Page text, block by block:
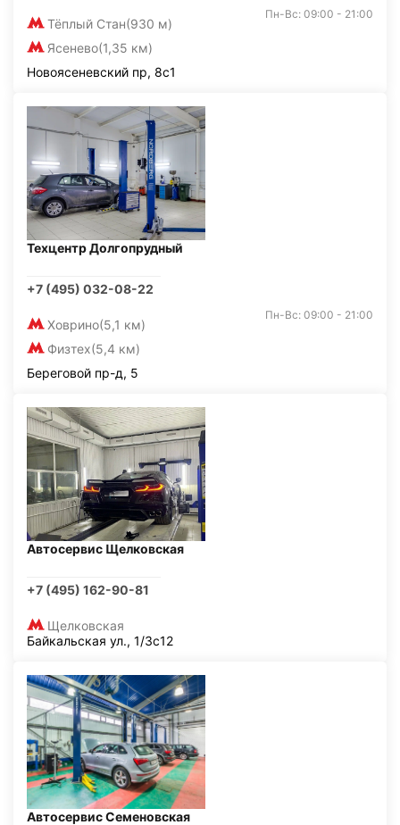
Тёплый Стан(930 м)
Ясенево(1,35 км)
Пн-Вс: 09:00 - 21:00
Новоясеневский пр, 8с1
Техцентр Долгопрудный
+7 (495) 032-08-22
Ховрино(5,1 км)
Физтех(5,4 км)
Пн-Вс: 09:00 - 21:00
Береговой пр-д, 5
Автосервис Щелковская
+7 (495) 162-90-81
Щелковская
Байкальская ул., 1/3с12
Автосервис Семеновская